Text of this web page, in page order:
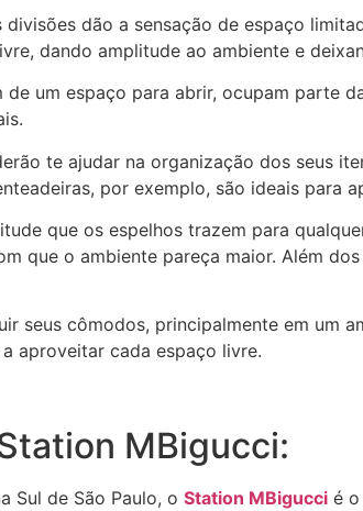
dão a sensação de espaço
dando amplitude ao ambiente e
um espaço para abrir, ocupam parte
te ajudar na organização dos seus
por exemplo, são ideais para
que os espelhos trazem para
que o ambiente pareça maior. Além
seus cômodos, principalmente em um
aproveitar cada espaço livre.
MBigucci:
Sul de São Paulo, o Station MBigucci é